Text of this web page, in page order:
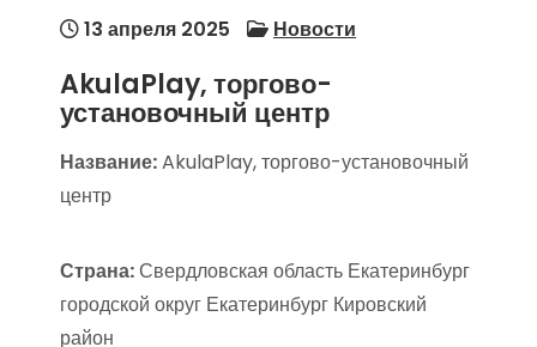
13 апреля 2025 Новости
AkulaPlay, торгово-
установочный центр
Название:AkulaPlay, торгово-установочный
центр
Страна:Свердловская область Екатеринбург
городской округ Екатеринбург Кировский
район